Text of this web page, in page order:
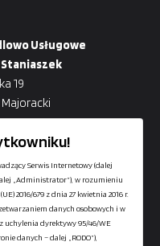
Usługowe
Staniaszek
19
Serwis Internetowy (dalej
„Administrator”), w rozumieniu
2016/679 z dnia 27 kwietnia 2016 r.
danych osobowych i w
uchylenia dyrektywy 95/46/WE
danych – dalej „RODO”),